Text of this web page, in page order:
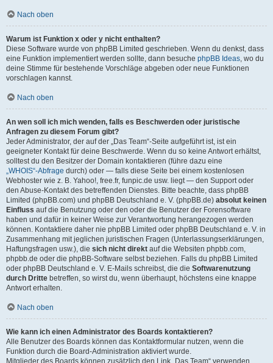
Nach oben
Warum ist Funktion x oder y nicht enthalten?
Diese Software wurde von phpBB Limited geschrieben. Wenn du denkst, dass
eine Funktion implementiert werden sollte, dann besuche phpBB Ideas, wo du
deine Stimme für bestehende Vorschläge abgeben oder neue Funktionen
vorschlagen kannst.
Nach oben
An wen soll ich mich wenden, falls es Beschwerden oder juristische
Anfragen zu diesem Forum gibt?
Jeder Administrator, der auf der „Das Team“-Seite aufgeführt ist, ist ein
geeigneter Kontakt für deine Beschwerde. Wenn du so keine Antwort erhältst,
solltest du den Besitzer der Domain kontaktieren (führe dazu eine
„WHOIS“-Abfrage durch) oder — falls diese Seite bei einem kostenlosen
Webhoster wie z. B. Yahoo!, free.fr, funpic.de usw. liegt — den Support oder
den Abuse-Kontakt des betreffenden Dienstes. Bitte beachte, dass phpBB
Limited (phpBB.com) und phpBB Deutschland e. V. (phpBB.de) absolut keinen
Einfluss auf die Benutzung oder den oder die Benutzer der Forensoftware
haben und dafür in keiner Weise zur Verantwortung herangezogen werden
können. Kontaktiere daher nie phpBB Limited oder phpBB Deutschland e. V. in
Zusammenhang mit jeglichen juristischen Fragen (Unterlassungserklärungen,
Haftungsfragen usw.), die sich nicht direkt auf die Websiten phpbb.com,
phpbb.de oder die phpBB-Software selbst beziehen. Falls du phpBB Limited
oder phpBB Deutschland e. V. E-Mails schreibst, die die Softwarenutzung
durch Dritte betreffen, so wirst du, wenn überhaupt, höchstens eine knappe
Antwort erhalten.
Nach oben
Wie kann ich einen Administrator des Boards kontaktieren?
Alle Benutzer des Boards können das Kontaktformular nutzen, wenn die
Funktion durch die Board-Administration aktiviert wurde.
Mitglieder des Boards können zusätzlich den Link „Das Team“ verwenden.